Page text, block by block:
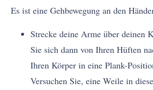
Es ist eine Gehbewegung an den
Strecke deine Arme über deinen
Sie sich dann von Ihren Hüften
Ihren Körper in eine Plank-
Versuchen Sie, eine Weile in